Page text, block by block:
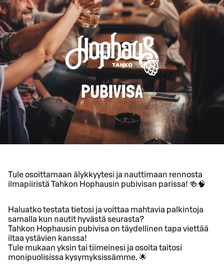
Tule osoittamaan älykkyytesi ja nauttimaan rennosta
ilmapiiristä Tahkon Hophausin pubivisan parissa! 🍻🧠
Haluatko testata tietosi ja voittaa mahtavia palkintoja
samalla kun nautit hyvästä seurasta?
Tahkon Hophausin pubivisa on täydellinen tapa viettää
iltaa ystävien kanssa!
Tule mukaan yksin tai tiimeinesi ja osoita taitosi
monipuolisissa kysymyksissämme. 🌟